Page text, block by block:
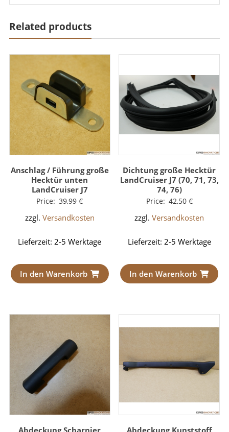
Related products
Anschlag / Führung große
Hecktür unten
LandCruiser J7
Price: 39,99€
zzgl. Versandkosten
Lieferzeit:2-5 Werktage
In den Warenkorb
Dichtung große Hecktür
LandCruiser J7 (70, 71, 73,
74, 76)
Price: 42,50 €
zzgl.Versandkosten
Lieferzeit: 2-5 Werktage
In den Warenkorb
Abdeckung Scharnier Abdeckung Kunststoff